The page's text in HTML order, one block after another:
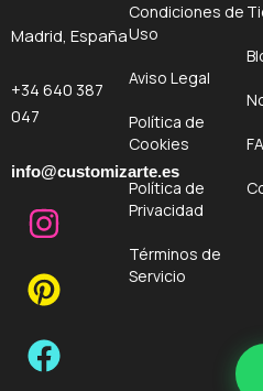
Madrid, España
+34 640 387
047
info@customizarte.es
I
n
s
t
a
g
P
i
n
t
e
r
F
a
c
e
b
o
Condiciones de
Uso
Aviso Legal
Política de
Cookies
Política de
Privacidad
Términos de
Servicio